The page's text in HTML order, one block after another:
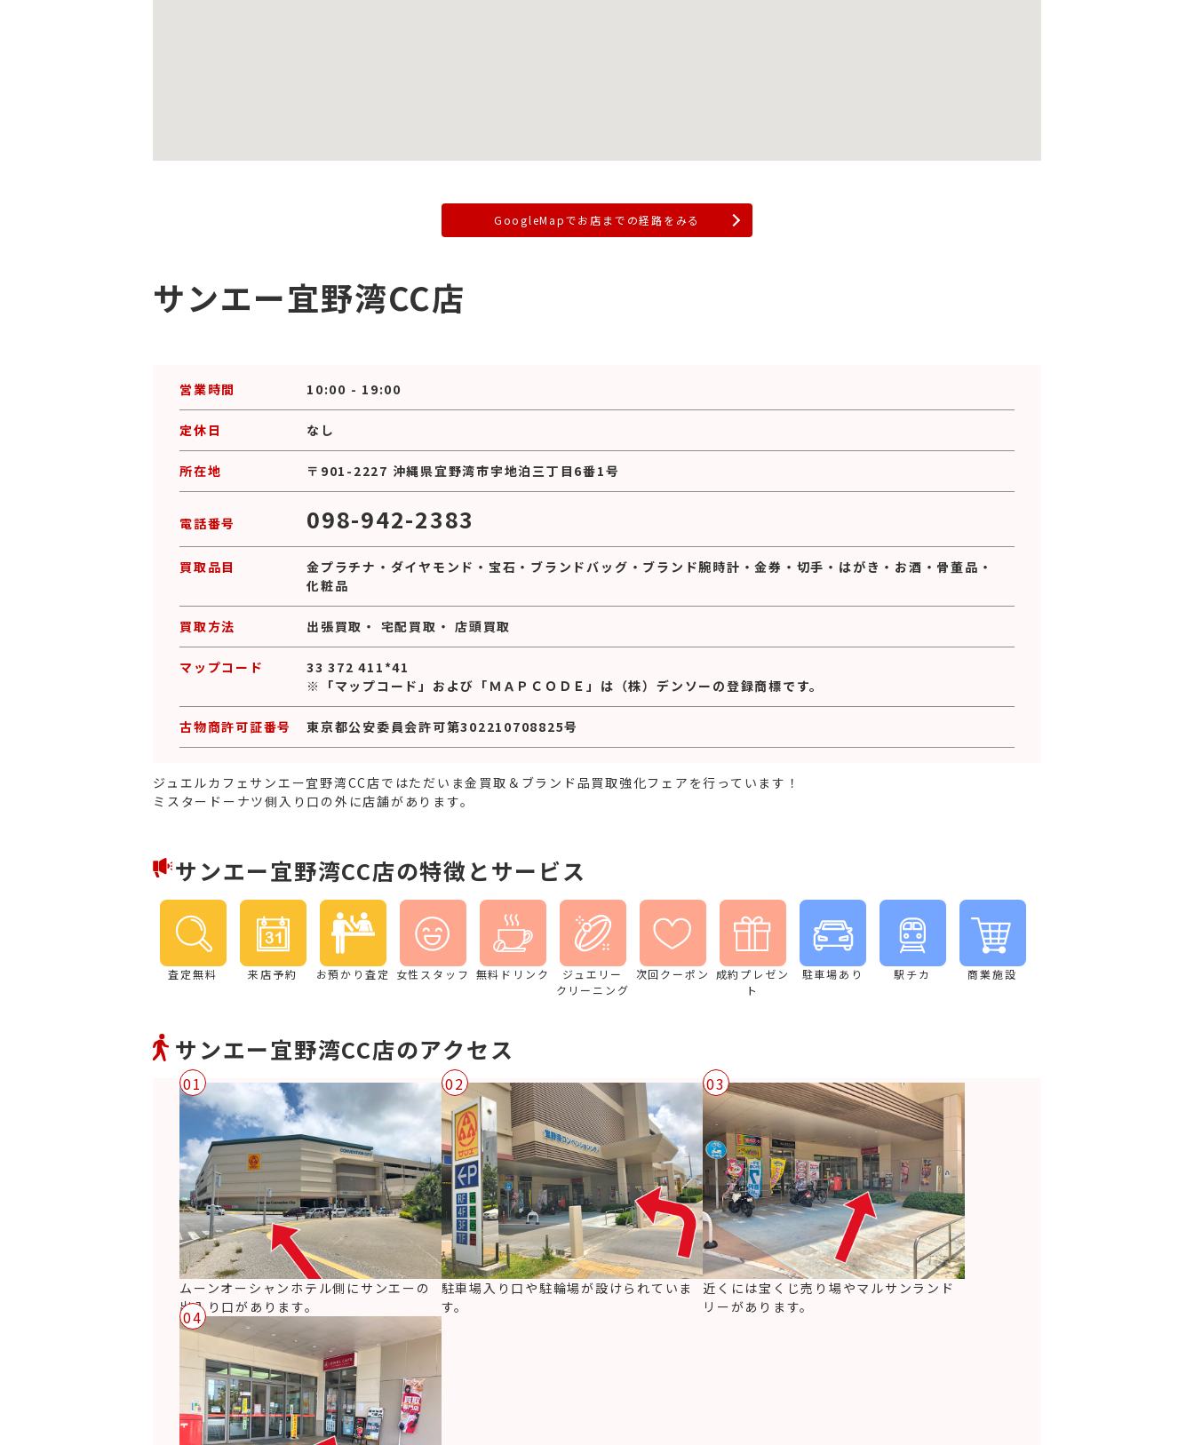
GoogleMapでお店までの経路をみる
サンエー宜野湾CC店
営業時間 10:00 - 19:00
定休日 なし
所在地 〒901-2227 沖縄県宜野湾市宇地泊三丁目6番1号
電話番号 098-942-2383
買取品目 金プラチナ ・ ダイヤモンド ・ 宝石 ・ ブランドバッグ ・ ブランド腕時計 ・金券 ・ 切手 ・ はがき ・ お酒 ・ 骨董品 ・
化粧品
買取方法 出張買取 ・ 宅配買取 ・店頭買取
マップコード
33 372 411*41
※「マップコード」および「ＭＡＰＣＯＤＥ」は（株）デンソーの登録商標です。
古物商許可証番号 東京都公安委員会許可第302210708825号
ジュエルカフェサンエー宜野湾CC店ではただいま金買取＆ブランド品買取強化フェアを行っています！
ミスタードーナツ側入り口の外に店舗があります。
サンエー宜野湾CC店の特徴とサービス
査定無料 来店予約 お預かり査定 女性スタッフ 無料ドリンク
ジュエリー
クリーニング
次回クーポン
成約プレゼン
ト
駐車場あり 駅チカ 商業施設
サンエー宜野湾CC店のアクセス
01
ムーンオーシャンホテル側にサンエーの
出入り口があります。
02
駐車場入り口や駐輪場が設けられていま
す。
03
近くには宝くじ売り場やマルサンランド
リーがあります。
04